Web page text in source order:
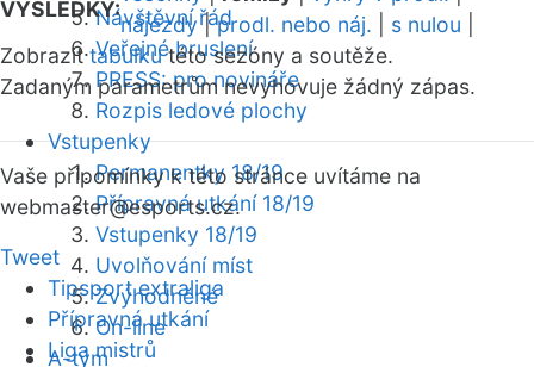
Návštěvní řád
Veřejné bruslení
PRESS: pro novináře
Rozpis ledové plochy
Vstupenky
Permanentky 18/19
Přípravná utkání 18/19
Vstupenky 18/19
Uvolňování míst
Zvýhodněné
On-line
A-tým
VÝSLEDKY:
nájezdy|prodl. nebo náj. s nulou
Zobrazittabulkutéto sezóny a soutěže.
Zadaným parametrům nevyhovuje žádný zápas.
Vaše připomínky k této stránce uvítáme na
webmaster@esports.cz.
Tweet
Tipsport extraliga
Přípravná utkání
Liga mistrů